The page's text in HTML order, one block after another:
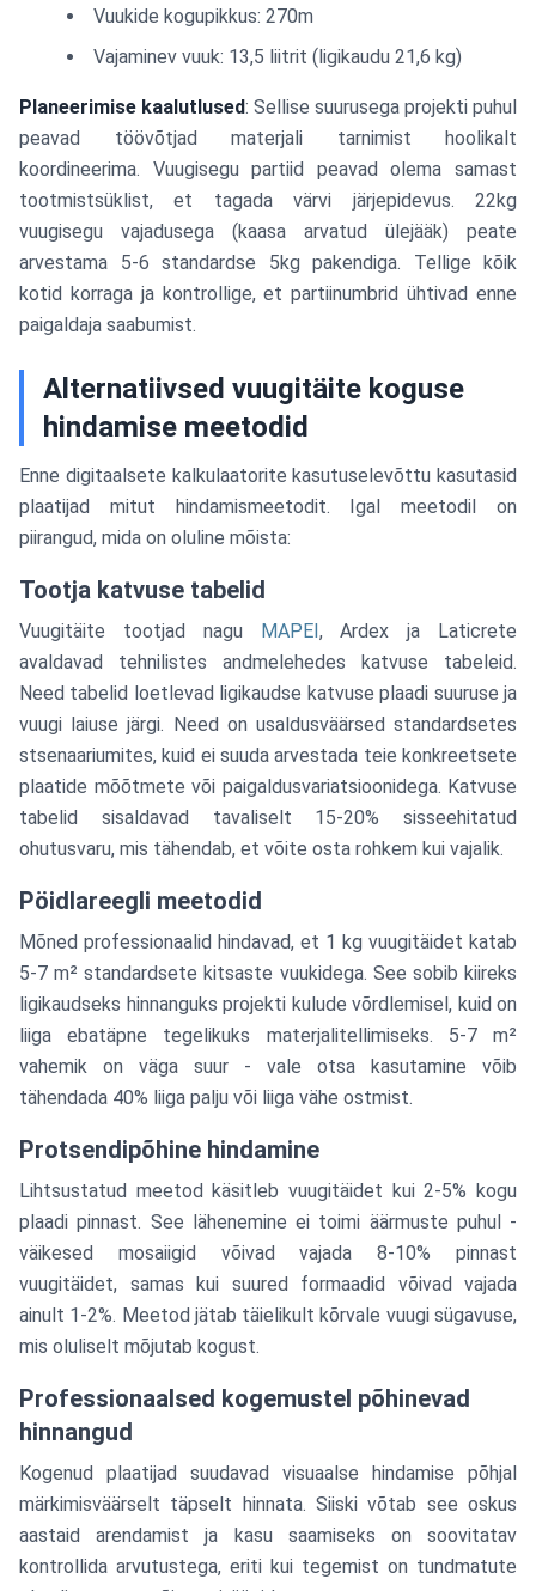
Vuukide kogupikkus: 270m
Vajaminev vuuk: 13,5 liitrit (ligikaudu 21,6 kg)
Planeerimise kaalutlused: Sellise suurusega projekti puhul
peavad töövõtjad materjali tarnimist hoolikalt
koordineerima. Vuugisegu partiid peavad olema samast
tootmistsüklist, et tagada värvi järjepidevus. 22kg
vuugisegu vajadusega (kaasa arvatud ülejääk) peate
arvestama 5-6 standardse 5kg pakendiga. Tellige kõik
kotid korraga ja kontrollige, et partiinumbrid ühtivad enne
paigaldaja saabumist.
Alternatiivsed vuugitäite koguse
hindamise meetodid
Enne digitaalsete kalkulaatorite kasutuselevõttu kasutasid
plaatijad mitut hindamismeetodit. Igal meetodil on
piirangud, mida on oluline mõista:
Tootja katvuse tabelid
Vuugitäite tootjad nagu MAPEI, Ardex ja Laticrete
avaldavad tehnilistes andmelehedes katvuse tabeleid.
Need tabelid loetlevad ligikaudse katvuse plaadi suuruse ja
vuugi laiuse järgi. Need on usaldusväärsed standardsetes
stsenaariumites, kuid ei suuda arvestada teie konkreetsete
plaatide mõõtmete või paigaldusvariatsioonidega. Katvuse
tabelid sisaldavad tavaliselt 15-20% sisseehitatud
ohutusvaru, mis tähendab, et võite osta rohkem kui vajalik.
Pöidlareegli meetodid
Mõned professionaalid hindavad, et 1 kg vuugitäidet katab
5-7 m² standardsete kitsaste vuukidega. See sobib kiireks
ligikaudseks hinnanguks projekti kulude võrdlemisel, kuid on
liiga ebatäpne tegelikuks materjalitellimiseks. 5-7 m²
vahemik on väga suur - vale otsa kasutamine võib
tähendada 40% liiga palju või liiga vähe ostmist.
Protsendipõhine hindamine
Lihtsustatud meetod käsitleb vuugitäidet kui 2-5% kogu
plaadi pinnast. See lähenemine ei toimi äärmuste puhul -
väikesed mosaiigid võivad vajada 8-10% pinnast
vuugitäidet, samas kui suured formaadid võivad vajada
ainult 1-2%. Meetod jätab täielikult kõrvale vuugi sügavuse,
mis oluliselt mõjutab kogust.
Professionaalsed kogemustel põhinevad
hinnangud
Kogenud plaatijad suudavad visuaalse hindamise põhjal
märkimisväärselt täpselt hinnata. Siiski võtab see oskus
aastaid arendamist ja kasu saamiseks on soovitatav
kontrollida arvutustega, eriti kui tegemist on tundmatute